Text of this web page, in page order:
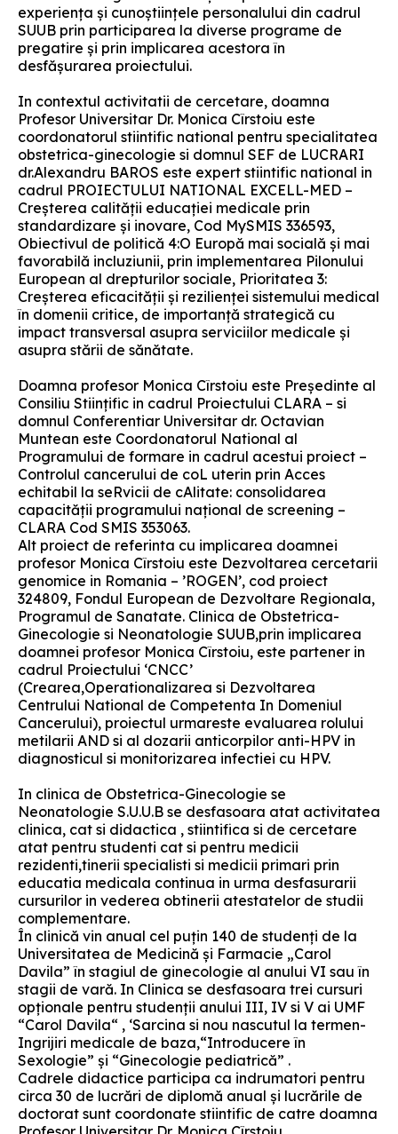
experiența și cunoștiințele personalului din cadrul
SUUB prin participarea la diverse programe de
pregatire și prin implicarea acestora în
desfășurarea proiectului.
In contextul activitatii de cercetare, doamna
Profesor Universitar Dr. Monica Cîrstoiu este
coordonatorul stiintific national pentru specialitatea
obstetrica-ginecologie si domnul SEF de LUCRARI
dr.Alexandru BAROS este expert stiintific national in
cadrul PROIECTULUI NATIONAL EXCELL-MED –
Creșterea calității educației medicale prin
standardizare și inovare, Cod MySMIS 336593,
Obiectivul de politică 4:O Europă mai socială și mai
favorabilă incluziunii, prin implementarea Pilonului
European al drepturilor sociale, Prioritatea 3:
Creșterea eficacității și rezilienței sistemului medical
în domenii critice, de importanță strategică cu
impact transversal asupra serviciilor medicale și
asupra stării de sănătate.
Doamna profesor Monica Cîrstoiu este Președinte al
Consiliu Stiințific in cadrul Proiectului CLARA – si
domnul Conferentiar Universitar dr. Octavian
Muntean este Coordonatorul National al
Programului de formare in cadrul acestui proiect –
Controlul cancerului de coL uterin prin Acces
echitabil la seRvicii de cAlitate: consolidarea
capacității programului național de screening –
CLARA Cod SMIS 353063.
Alt proiect de referinta cu implicarea doamnei
profesor Monica Cîrstoiu este Dezvoltarea cercetarii
genomice in Romania – ’ROGEN’, cod proiect
324809, Fondul European de Dezvoltare Regionala,
Programul de Sanatate. Clinica de Obstetrica-
Ginecologie si Neonatologie SUUB,prin implicarea
doamnei profesor Monica Cîrstoiu, este partener in
cadrul Proiectului ‘CNCC’
(Crearea,Operationalizarea si Dezvoltarea
Centrului National de Competenta In Domeniul
Cancerului), proiectul urmareste evaluarea rolului
metilarii AND si al dozarii anticorpilor anti-HPV in
diagnosticul si monitorizarea infectiei cu HPV.
In clinica de Obstetrica-Ginecologie se
Neonatologie S.U.U.B se desfasoara atat activitatea
clinica, cat si didactica , stiintifica si de cercetare
atat pentru studenti cat si pentru medicii
rezidenti,tinerii specialisti si medicii primari prin
educatia medicala continua in urma desfasurarii
cursurilor in vederea obtinerii atestatelor de studii
complementare.
În clinică vin anual cel puţin 140 de studenţi de la
Universitatea de Medicină şi Farmacie „Carol
Davila” în stagiul de ginecologie al anului VI sau în
stagii de vară. In Clinica se desfasoara trei cursuri
opționale pentru studenții anului III, IV si V ai UMF
“Carol Davila“ , ‘Sarcina si nou nascutul la termen-
Ingrijiri medicale de baza,“Introducere în
Sexologie” și “Ginecologie pediatrică” .
Cadrele didactice participa ca indrumatori pentru
circa 30 de lucrări de diplomă anual și lucrările de
doctorat sunt coordonate stiintific de catre doamna